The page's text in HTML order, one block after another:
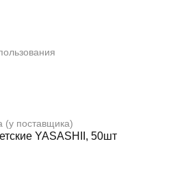
(у поставщика)
YASASHII, 50шт